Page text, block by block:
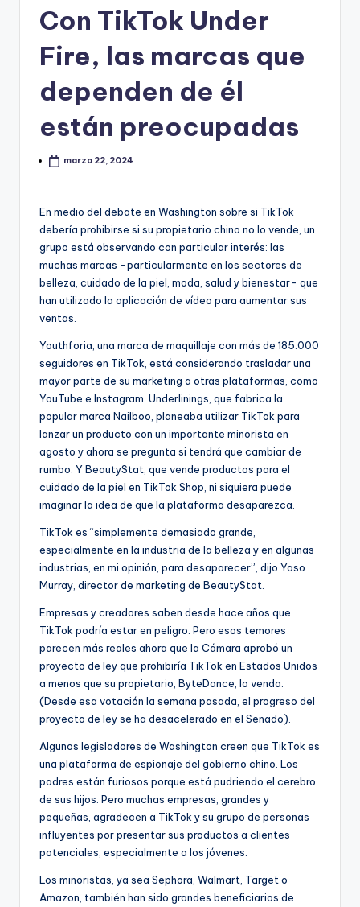
Con TikTok Under
Fire, las marcas que
dependen de él
están preocupadas
marzo 22, 2024
En medio del debate en Washington sobre si TikTok
debería prohibirse si su propietario chino no lo vende, un
grupo está observando con particular interés: las
muchas marcas -particularmente en los sectores de
belleza, cuidado de la piel, moda, salud y bienestar- que
han utilizado la aplicación de vídeo para aumentar sus
ventas.
Youthforia, una marca de maquillaje con más de 185.000
seguidores en TikTok, está considerando trasladar una
mayor parte de su marketing a otras plataformas, como
YouTube e Instagram. Underlinings, que fabrica la
popular marca Nailboo, planeaba utilizar TikTok para
lanzar un producto con un importante minorista en
agosto y ahora se pregunta si tendrá que cambiar de
rumbo. Y BeautyStat, que vende productos para el
cuidado de la piel en TikTok Shop, ni siquiera puede
imaginar la idea de que la plataforma desaparezca.
TikTok es “simplemente demasiado grande,
especialmente en la industria de la belleza y en algunas
industrias, en mi opinión, para desaparecer”, dijo Yaso
Murray, director de marketing de BeautyStat.
Empresas y creadores saben desde hace años que
TikTok podría estar en peligro. Pero esos temores
parecen más reales ahora que la Cámara aprobó un
proyecto de ley que prohibiría TikTok en Estados Unidos
a menos que su propietario, ByteDance, lo venda.
(Desde esa votación la semana pasada, el progreso del
proyecto de ley se ha desacelerado en el Senado).
Algunos legisladores de Washington creen que TikTok es
una plataforma de espionaje del gobierno chino. Los
padres están furiosos porque está pudriendo el cerebro
de sus hijos. Pero muchas empresas, grandes y
pequeñas, agradecen a TikTok y su grupo de personas
influyentes por presentar sus productos a clientes
potenciales, especialmente a los jóvenes.
Los minoristas, ya sea Sephora, Walmart, Target o
Amazon, también han sido grandes beneficiarios de